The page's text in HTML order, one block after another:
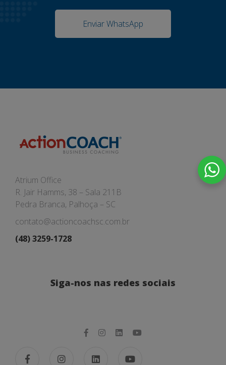
Enviar WhatsApp
Atrium Office
R. Jair Hamms, 38 – Sala 211B
Pedra Branca, Palhoça – SC
contato@actioncoachsc.com.br
(48) 3259-1728
Siga-nos nas redes sociais